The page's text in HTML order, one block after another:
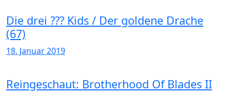
Die drei ??? Kids / Der goldene Drache
(67)
18. Januar 2019
Reingeschaut: Brotherhood Of Blades II